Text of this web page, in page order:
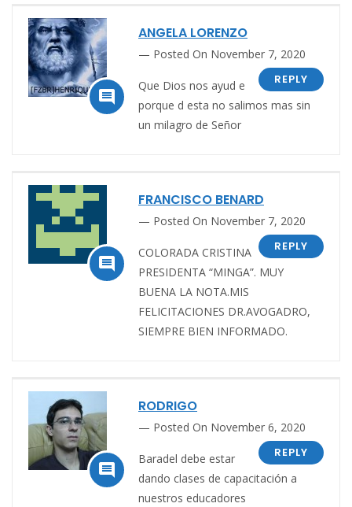

ANGELA LORENZO
Posted On November 7, 2020
REPLY
Que Dios nos ayud e
porque d esta no salimos mas sin
un milagro de Señor

FRANCISCO BENARD
Posted On November 7, 2020
REPLY
COLORADA CRISTINA
PRESIDENTA “MINGA”. MUY
BUENA LA NOTA.MIS
FELICITACIONES DR.AVOGADRO,
SIEMPRE BIEN INFORMADO.

RODRIGO
Posted On November 6, 2020
REPLY
Baradel debe estar
dando clases de capacitación a
nuestros educadores